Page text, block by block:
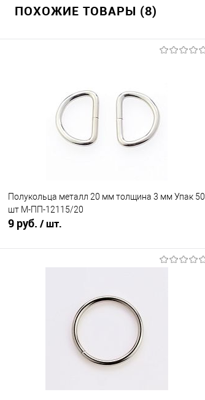
ПОХОЖИЕ ТОВАРЫ (8)
Полукольца металл 20 мм толщина 3 мм Упак 50
шт М-ПП-12115/20
9 руб. / шт.
Под заказ